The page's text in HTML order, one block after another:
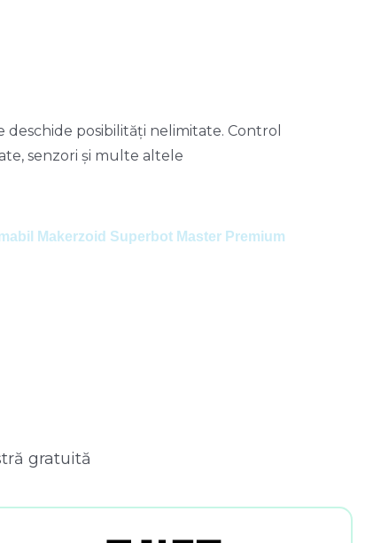
nekonečné možnosti. Presné
senzormi a ďalšími prvkami
Premium Programovateľná stavebnica
gratuită